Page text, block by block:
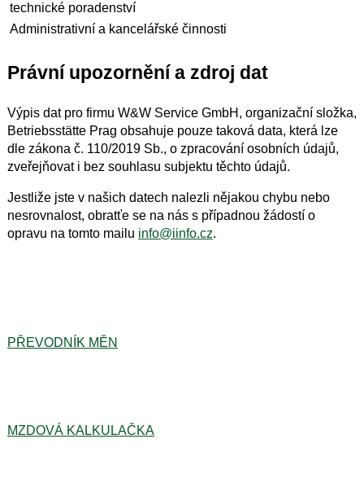
technické poradenství
Administrativní a kancelářské činnosti
Právní upozornění a zdroj dat
Výpis dat pro firmu W&W Service GmbH, organizační složka,
Betriebsstätte Prag obsahuje pouze taková data, která lze
dle zákona č. 110/2019 Sb., o zpracování osobních údajů,
zveřejňovat i bez souhlasu subjektu těchto údajů.
Jestliže jste v našich datech nalezli nějakou chybu nebo
nesrovnalost, obratťe se na nás s případnou žádostí o
opravu na tomto mailu info@iinfo.cz.
PŘEVODNÍK MĚN
MZDOVÁ KALKULAČKA